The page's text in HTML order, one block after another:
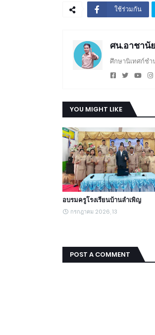
ใช้ร่วมกัน
ศน.อาชานั
ศึกษานิเทศก์ชำ
YOU MIGHT LIKE
อบรมครูโรงเรียนบ้านลำเพิญ
กรกฎาคม 2026, 13
POST A COMMENT